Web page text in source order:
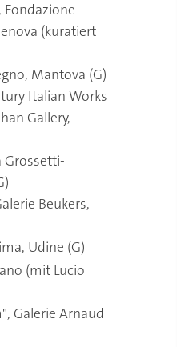
(kuratiert
Mantova (G)
Italian Works
Gallery,
Grossetti-
Beukers,
Udine (G)
(mit Lucio
Galerie Arnaud